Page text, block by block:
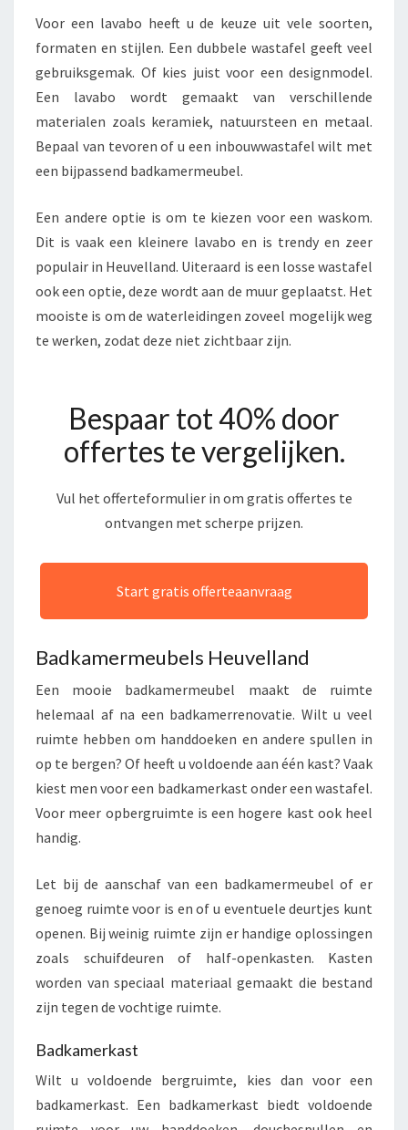
Voor een lavabo heeft u de keuze uit vele soorten,
formaten en stijlen. Een dubbele wastafel geeft veel
gebruiksgemak. Of kies juist voor een designmodel.
Een lavabo wordt gemaakt van verschillende
materialen zoals keramiek, natuursteen en metaal.
Bepaal van tevoren of u een inbouwwastafel wilt met
een bijpassend badkamermeubel.
Een andere optie is om te kiezen voor een waskom.
Dit is vaak een kleinere lavabo en is trendy en zeer
populair in Heuvelland. Uiteraard is een losse wastafel
ook een optie, deze wordt aan de muur geplaatst. Het
mooiste is om de waterleidingen zoveel mogelijk weg
te werken, zodat deze niet zichtbaar zijn.
Bespaar tot 40% door
offertes te vergelijken.
Vul het offerteformulier in om gratis offertes te
ontvangen met scherpe prijzen.
Start gratis offerteaanvraag
Badkamermeubels Heuvelland
Een mooie badkamermeubel maakt de ruimte
helemaal af na een badkamerrenovatie. Wilt u veel
ruimte hebben om handdoeken en andere spullen in
op te bergen? Of heeft u voldoende aan één kast? Vaak
kiest men voor een badkamerkast onder een wastafel.
Voor meer opbergruimte is een hogere kast ook heel
handig.
Let bij de aanschaf van een badkamermeubel of er
genoeg ruimte voor is en of u eventuele deurtjes kunt
openen. Bij weinig ruimte zijn er handige oplossingen
zoals schuifdeuren of half-openkasten. Kasten
worden van speciaal materiaal gemaakt die bestand
zijn tegen de vochtige ruimte.
Badkamerkast
Wilt u voldoende bergruimte, kies dan voor een
badkamerkast. Een badkamerkast biedt voldoende